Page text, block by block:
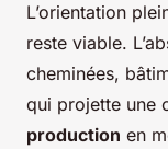
L’orientation
reste viable.
cheminées,
qui projette une
production en